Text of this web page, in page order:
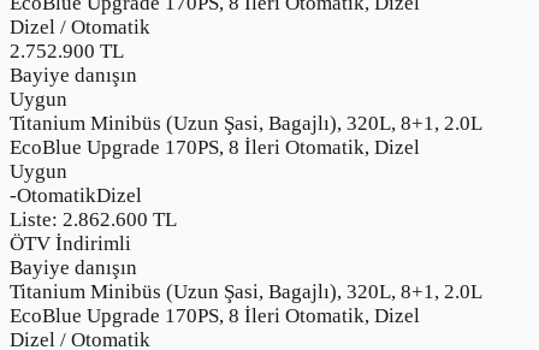
Dizel / Otomatik
2.752.900 TL
Bayiye danışın
Uygun
Titanium Minibüs (Uzun Şasi, Bagajlı), 320L, 8+1, 2.0L
EcoBlue Upgrade 170PS, 8 İleri Otomatik, Dizel
Uygun
-OtomatikDizel
Liste: 2.862.600 TL
ÖTV İndirimli
Bayiye danışın
Titanium Minibüs (Uzun Şasi, Bagajlı), 320L, 8+1, 2.0L
EcoBlue Upgrade 170PS, 8 İleri Otomatik, Dizel
Dizel / Otomatik